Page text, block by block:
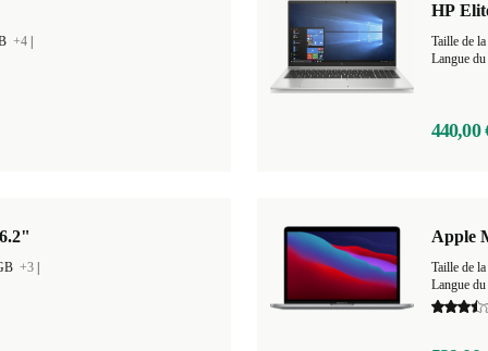
+4
HP
Taille de
Langue
440,00
+3
Apple
Taille de
Langue